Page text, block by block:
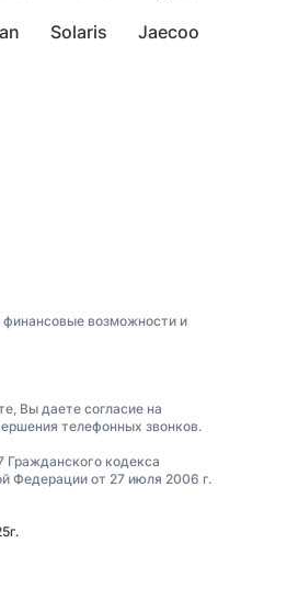
Solaris
Jaecoo
финансовые возможности и
Вы даете согласие на
телефонных звонков.
Гражданского кодекса
Федерации от 27 июля 2006 г.